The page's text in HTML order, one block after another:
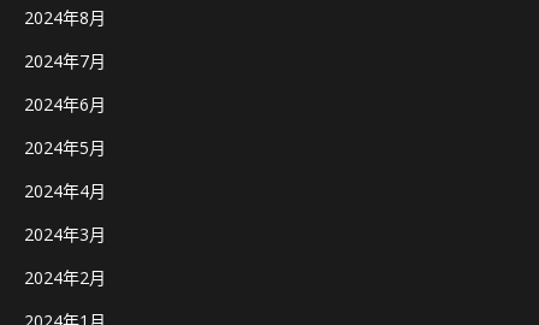
2024年8月
2024年7月
2024年6月
2024年5月
2024年4月
2024年3月
2024年2月